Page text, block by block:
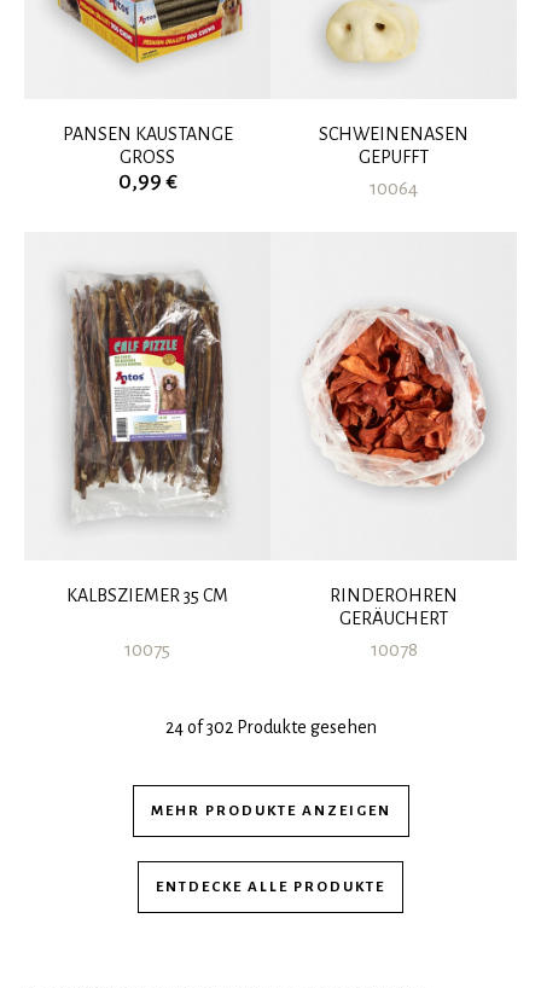
PANSEN KAUSTANGE
GROSS
0,99 €
SCHWEINENASEN
GEPUFFT
10064
KALBSZIEMER 35 CM
10075
RINDEROHREN
GERÄUCHERT
10078
24 of 302 Produkte gesehen
MEHR PRODUKTE ANZEIGEN
ENTDECKE ALLE PRODUKTE